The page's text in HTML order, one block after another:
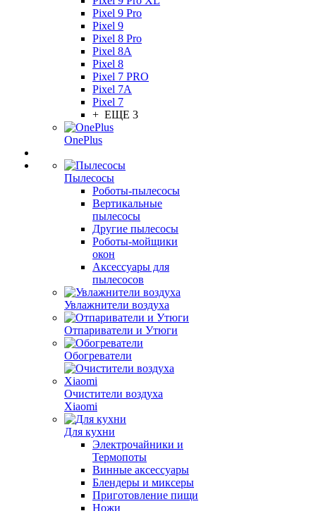
Pixel 9 Pro
Pixel 9
Pixel 8 Pro
Pixel 8A
Pixel 8
Pixel 7 PRO
Pixel 7A
Pixel 7
+ ЕЩЕ 3
OnePlus
Пылесосы
Роботы-пылесосы
Вертикальные
пылесосы
Другие пылесосы
Роботы-мойщики
окон
Аксессуары для
пылесосов
Увлажнители воздуха
Отпариватели и Утюги
Обогреватели
Очистители воздуха
Xiaomi
Для кухни
Электрочайники и
Термопоты
Винные аксессуары
Блендеры и миксеры
Приготовление пищи
Ножи